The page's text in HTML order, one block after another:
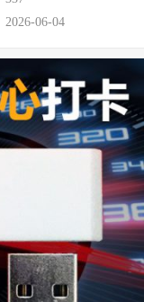
2026-06-04